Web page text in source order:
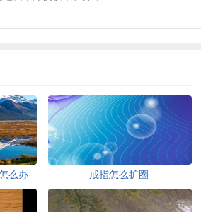
么办 戒指怎么扩圈